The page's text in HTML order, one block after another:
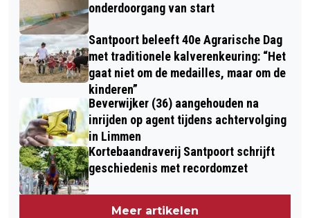
onderdoorgang van start
Santpoort beleeft 40e Agrarische Dag
met traditionele kalverenkeuring: “Het
gaat niet om de medailles, maar om de
kinderen”
Beverwijker (36) aangehouden na
inrijden op agent tijdens achtervolging
in Limmen
Kortebaandraverij Santpoort schrijft
geschiedenis met recordomzet
Meer artikelen